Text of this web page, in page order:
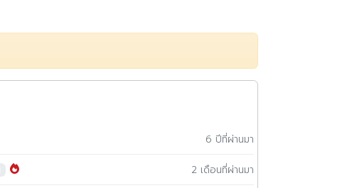
6 ปีที่ผ่านมา
2 เดือนที่ผ่านมา